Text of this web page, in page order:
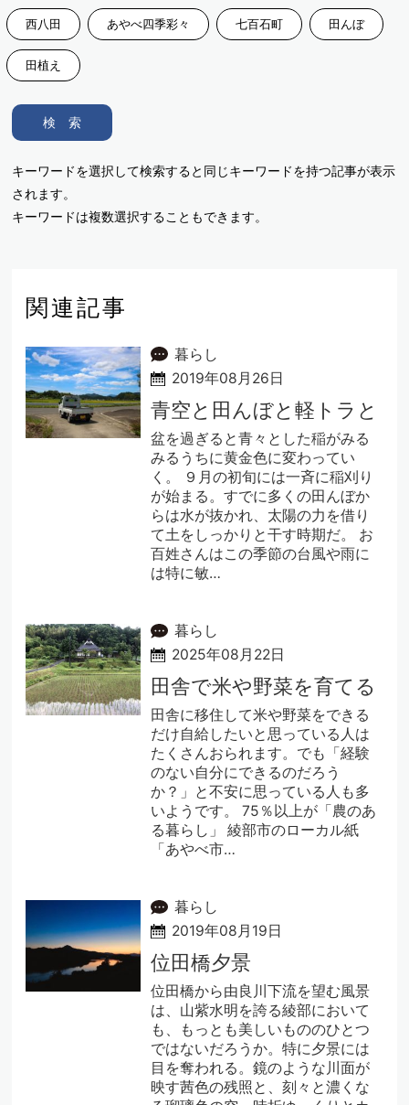
西八田 あやべ四季彩々 七百石町 田んぼ
田植え
キーワードを選択して検索すると同じキーワードを持つ記事が表示
されます。
キーワードは複数選択することもできます。
検 索
関連記事
暮らし
2019年08月26日
青空と田んぼと軽トラと
盆を過ぎると青々とした稲がみる
みるうちに黄金色に変わってい
く。 ９月の初旬には一斉に稲刈り
が始まる。すでに多くの田んぼか
らは水が抜かれ、太陽の力を借り
て土をしっかりと干す時期だ。 お
百姓さんはこの季節の台風や雨に
は特に敏…
暮らし
2025年08月22日
田舎で米や野菜を育てる
田舎に移住して米や野菜をできる
だけ自給したいと思っている人は
たくさんおられます。でも「経験
のない自分にできるのだろう
か？」と不安に思っている人も多
いようです。 75％以上が「農のあ
る暮らし」 綾部市のローカル紙
「あやべ市…
暮らし
2019年08月19日
位田橋夕景
位田橋から由良川下流を望む風景
は、山紫水明を誇る綾部において
も、もっとも美しいもののひとつ
ではないだろうか。特に夕景には
目を奪われる。鏡のような川面が
映す茜色の残照と、刻々と濃くな